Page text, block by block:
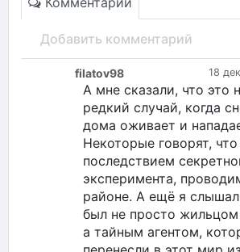
Добавить комментарий
18
filatov98
А мне сказали, что это
редкий случай, когда
дома оживает и
Некоторые говорят,
последствием
эксперимента,
районе. А ещё я
был не просто жильцом
а тайным агентом,